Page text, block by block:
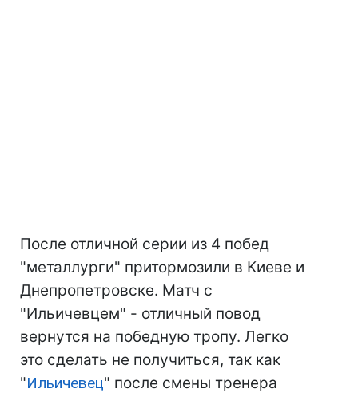
После отличной серии из 4 побед
"металлурги" притормозили в Киеве и
Днепропетровске. Матч с
"Ильичевцем" - отличный повод
вернутся на победную тропу. Легко
это сделать не получиться, так как
"Ильичевец" после смены тренера